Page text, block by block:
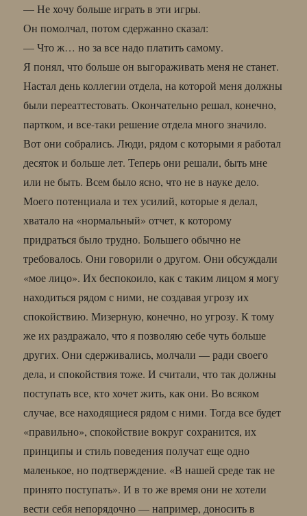
— Не хочу больше играть в эти игры.
Он помолчал, потом сдержанно сказал:
— Что ж… но за все надо платить самому.
Я понял, что больше он выгораживать меня не станет.
Настал день коллегии отдела, на которой меня должны
были переаттестовать. Окончательно решал, конечно,
партком, и все-таки решение отдела много значило.
Вот они собрались. Люди, рядом с которыми я работал
десяток и больше лет. Теперь они решали, быть мне
или не быть. Всем было ясно, что не в науке дело.
Моего потенциала и тех усилий, которые я делал,
хватало на «нормальный» отчет, к которому
придраться было трудно. Большего обычно не
требовалось. Они говорили о другом. Они обсуждали
«мое лицо». Их беспокоило, как с таким лицом я могу
находиться рядом с ними, не создавая угрозу их
спокойствию. Мизерную, конечно, но угрозу. К тому
же их раздражало, что я позволяю себе чуть больше
других. Они сдерживались, молчали — ради своего
дела, и спокойствия тоже. И считали, что так должны
поступать все, кто хочет жить, как они. Во всяком
случае, все находящиеся рядом с ними. Тогда все будет
«правильно», спокойствие вокруг сохранится, их
принципы и стиль поведения получат еще одно
маленькое, но подтверждение. «В нашей среде так не
принято поступать». И в то же время они не хотели
вести себя непорядочно — например, доносить в